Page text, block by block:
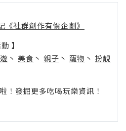
《社群創作有價企劃》
】
丶 美食 丶 親子 丶 寵物 丶 扮靚
發掘更多吃喝玩樂資訊！